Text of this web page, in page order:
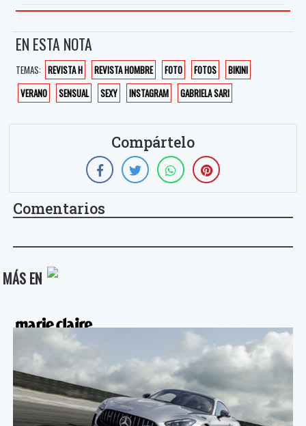
EN ESTA NOTA
TEMAS: REVISTA H REVISTA HOMBRE FOTO FOTOS
BIKINI
VERANO
SENSUAL SEXY INSTAGRAM GABRIELA SARI
Compártelo
Comentarios
MÁS EN